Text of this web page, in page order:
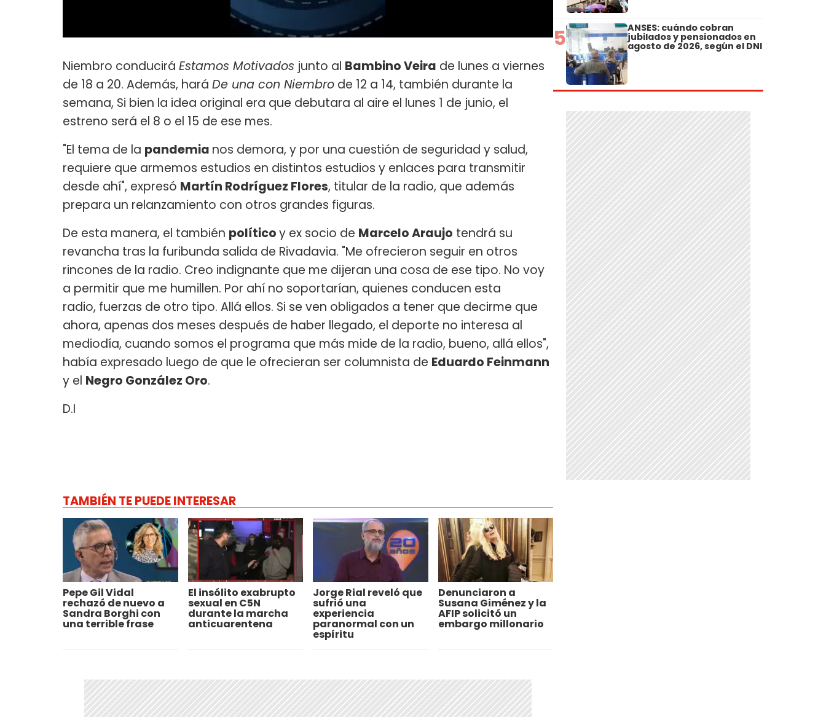
Niembro conducirá Estamos Motivados junto al Bambino Veira de lunes a viernes
de 18 a 20. Además, hará De una con Niembro de 12 a 14, también durante la
semana, Si bien la idea original era que debutara al aire el lunes 1 de junio, el
estreno será el 8 o el 15 de ese mes.
"El tema de la pandemia nos demora, y por una cuestión de seguridad y salud,
requiere que armemos estudios en distintos estudios y enlaces para transmitir
desde ahí", expresó Martín Rodríguez Flores, titular de la radio, que además
prepara un relanzamiento con otros grandes figuras.
De esta manera, el también políticoy ex socio de Marcelo Araujo tendrá su
revancha tras la furibunda salida de Rivadavia. "Me ofrecieron seguir en otros
rincones de la radio. Creo indignante que me dijeran una cosa de ese tipo. No voy
a permitir que me humillen. Por ahí no soportarían, quienes conducen esta
radio, fuerzas de otro tipo. Allá ellos. Si se ven obligados a tener que decirme que
ahora, apenas dos meses después de haber llegado, el deporte no interesa al
mediodía, cuando somos el programa que más mide de la radio, bueno, allá ellos",
había expresado luego de que le ofrecieran ser columnista de Eduardo Feinmann
y el Negro González Oro.
D.I
TAMBIÉN TE PUEDE INTERESAR
Pepe Gil Vidal
rechazó de nuevo a
Sandra Borghi con
una terrible frase
El insólito exabrupto
sexual en C5N
durante la marcha
anticuarentena
Jorge Rial reveló que
sufrió una
experiencia
paranormal con un
espíritu
Denunciaron a
Susana Giménez y la
AFIP solicitó un
embargo millonario
5 ANSES: cuándo cobran
jubilados y pensionados en
agosto de 2026, según el DNI